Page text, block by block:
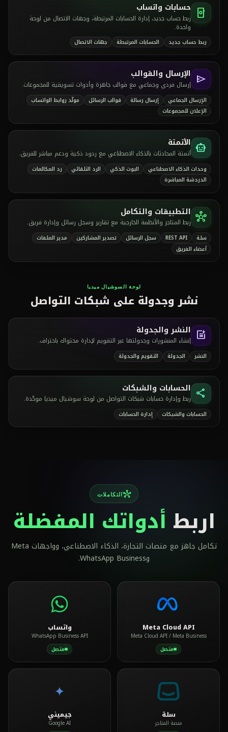
phonelink_setup حسابات واتساب
ربط حساب جديد، إدارة الحسابات المرتبطة، وجهات الاتصال من لوحة
واحدة.
ربط حساب جديد الحسابات المرتبطة جهات الاتصال
send الإرسال والقوالب
إرسال فردي وجماعي مع قوالب جاهزة وأدوات تسويقية للمجموعات.
الإرسال الجماعي إرسال رسالة قوالب الرسائل
مولّد روابط الواتساب
الإعلان للمجموعات
smart_toy الأتمتة
أتمتة المحادثات بالذكاء الاصطناعي مع ردود ذكية ودعم مباشر للفريق.
وحدات الذكاء الاصطناعي البوت الذكي الرد التلقائي
رد المكالمات
الدردشة المباشرة
hub التطبيقات والتكامل
ربط المتاجر والأنظمة الخارجية مع تقارير وسجل رسائل وإدارة فريق.
سلة REST API سجل الرسائل تصدير المشاركين
مدير الملفات
أعضاء الفريق
لوحة السوشيال ميديا
نشر وجدولة على شبكات التواصل
post_add النشر والجدولة
إنشاء المنشورات وجدولتها عبر التقويم لإدارة محتواك باحتراف.
النشر الجدولة التقويم والجدولة
share الحسابات والشبكات
ربط وإدارة حسابات شبكات التواصل من لوحة سوشيال ميديا موحّدة.
الحسابات والشبكات إدارة الحسابات
hubالتكاملات
اربط أدواتك المفضلة
تكامل جاهز مع منصات التجارة، الذكاء الاصطناعي، وواجهات Meta
وWhatsApp Business.
Meta Cloud API
Meta Cloud API / Meta Business
متصل
واتساب
WhatsApp Business API
متصل
سلة
منصة المتاجر
جيميني
Google AI